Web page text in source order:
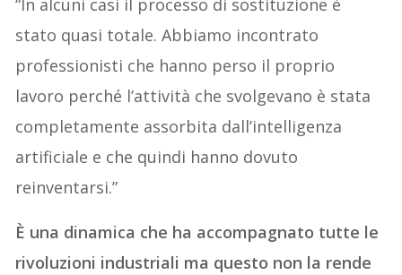
“In alcuni casi il processo di sostituzione è
stato quasi totale. Abbiamo incontrato
professionisti che hanno perso il proprio
lavoro perché l’attività che svolgevano è stata
completamente assorbita dall’intelligenza
artificiale e che quindi hanno dovuto
reinventarsi.”
È una dinamica che ha accompagnato tutte le
rivoluzioni industriali ma questo non la rende